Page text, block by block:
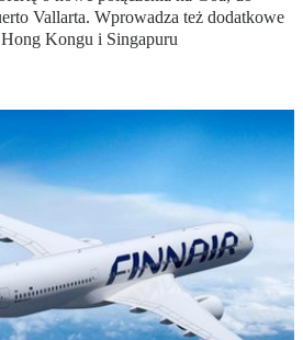
Vallarta. Wprowadza też dodatkowe
Kongu i Singapuru